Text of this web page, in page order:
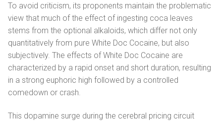
To avoid criticism, its proponents maintain the problematic
view that much of the effect of ingesting coca leaves
stems from the optional alkaloids, which differ not only
quantitatively from pure White Doc Cocaine, but also
subjectively. The effects of White Doc Cocaine are
characterized by a rapid onset and short duration, resulting
in a strong euphoric high followed by a controlled
comedown or crash.
This dopamine surge during the cerebral pricing circuit